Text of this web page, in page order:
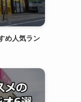
め人気ラン